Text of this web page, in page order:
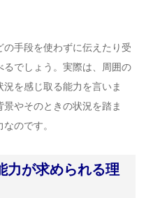
手段を使わずに伝えたり受
でしょう。実際は、周囲の
を感じ取る能力を言いま
やそのときの状況を踏ま
のです。
力が求められる理